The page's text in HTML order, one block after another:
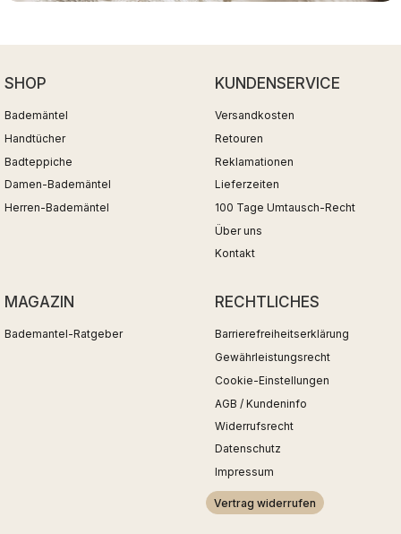
SHOP
Bademäntel
Handtücher
Badteppiche
Damen-Bademäntel
Herren-Bademäntel
KUNDENSERVICE
Versandkosten
Retouren
Reklamationen
Lieferzeiten
100 Tage Umtausch-Recht
Über uns
Kontakt
MAGAZIN
Bademantel-Ratgeber
RECHTLICHES
Barrierefreiheitserklärung
Gewährleistungsrecht
Cookie-Einstellungen
AGB / Kundeninfo
Widerrufsrecht
Datenschutz
Impressum
Vertrag widerrufen